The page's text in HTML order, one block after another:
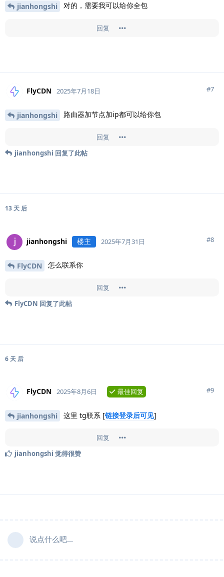
jianhongshi 对的，需要我可以给你全包
回复
FlyCDN 2025年7月18日 #7
jianhongshi 路由器加节点加ip都可以给你包
回复
jianhongshi 回复了此帖
13 天 后
jianhongshi 楼主 2025年7月31日 #8
FlyCDN 怎么联系你
回复
FlyCDN 回复了此帖
6 天 后
FlyCDN 2025年8月6日 #9
最佳回复
jianhongshi 这里 tg联系 [链接登录后可见]
回复
jianhongshi 觉得很赞
说点什么吧...